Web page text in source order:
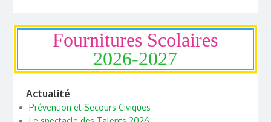
Fournitures Scolaires
2026-2027
Actualité
Prévention et Secours Civiques